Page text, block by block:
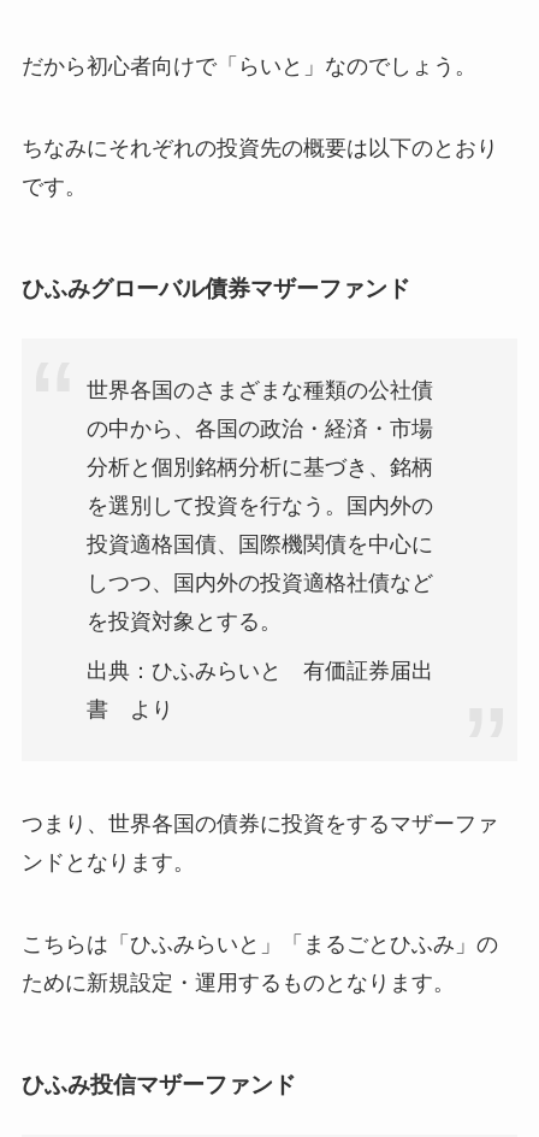
だから初心者向けで「らいと」なのでしょう。
ちなみにそれぞれの投資先の概要は以下のとおり
です。
ひふみグローバル債券マザーファンド
世界各国のさまざまな種類の公社債
の中から、各国の政治・経済・市場
分析と個別銘柄分析に基づき、銘柄
を選別して投資を行なう。国内外の
投資適格国債、国際機関債を中心に
しつつ、国内外の投資適格社債など
を投資対象とする。
出典：ひふみらいと 有価証券届出
書 より
つまり、世界各国の債券に投資をするマザーファ
ンドとなります。
こちらは「ひふみらいと」「まるごとひふみ」の
ために新規設定・運用するものとなります。
ひふみ投信マザーファンド